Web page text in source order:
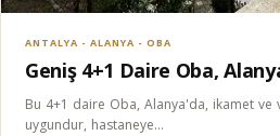
ANTALYA - ALANYA - OBA
Geniş 4+1 Daire Oba,
Bu 4+1 daire Oba, Alanya'da, ikamet ve
uygundur, hastaneye…